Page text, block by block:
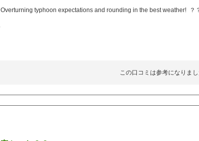
Overturning typhoon expectations and rounding in the best weather! ？
この口コミは参考になりまし